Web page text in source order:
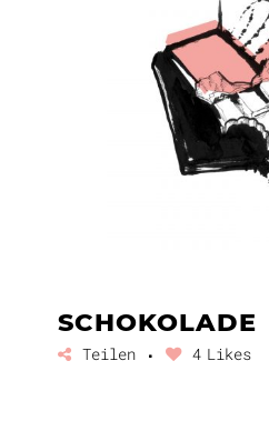
SCHOKOLADE
Teilen 4 Likes